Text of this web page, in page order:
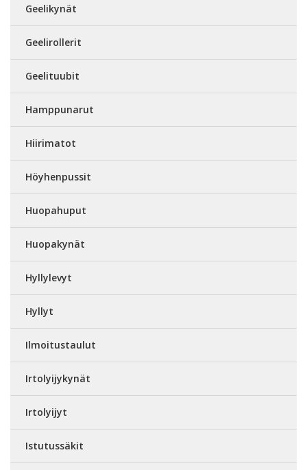
Geelikynät
Geelirollerit
Geelituubit
Hamppunarut
Hiirimatot
Höyhenpussit
Huopahuput
Huopakynät
Hyllylevyt
Hyllyt
Ilmoitustaulut
Irtolyijykynät
Irtolyijyt
Istutussäkit